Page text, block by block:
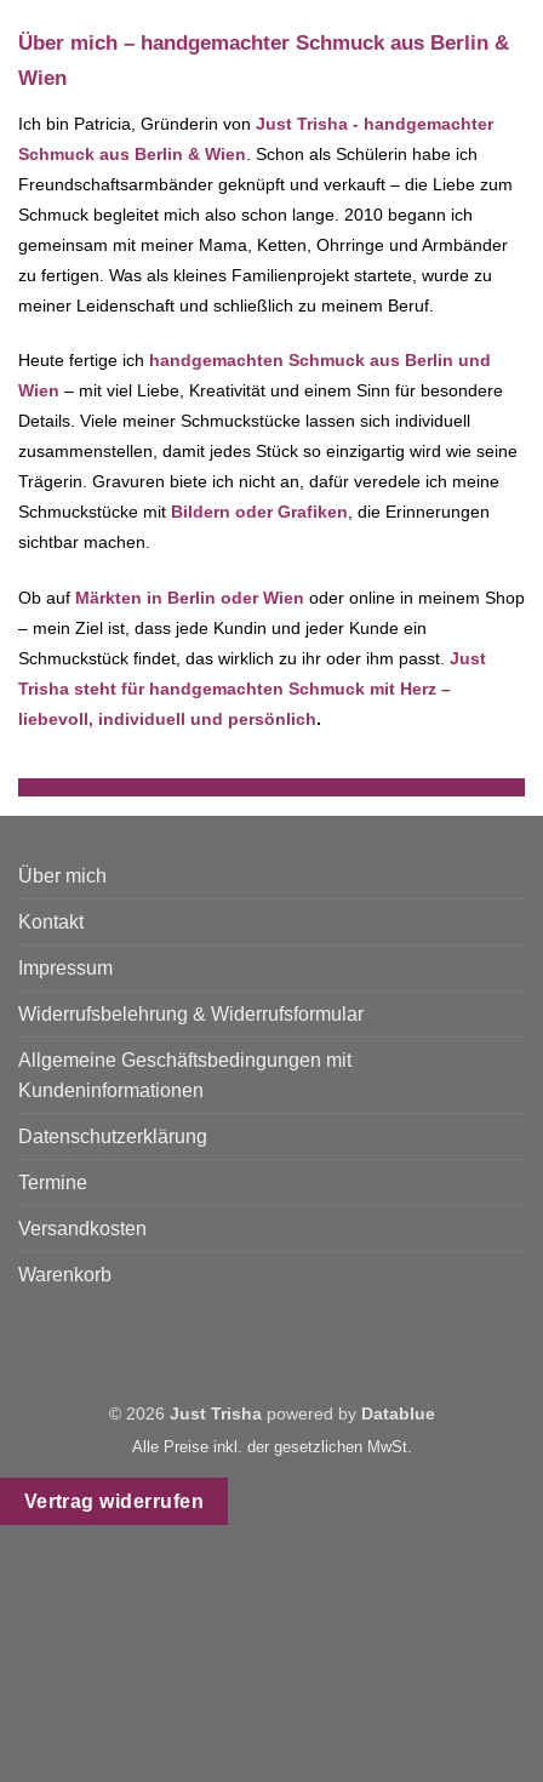
Über mich – handgemachter Schmuck aus Berlin &
Wien
Ich bin Patricia, Gründerin von Just Trisha - handgemachter
Schmuck aus Berlin & Wien . Schon als Schülerin habe ich
Freundschaftsarmbänder geknüpft und verkauft – die Liebe zum
Schmuck begleitet mich also schon lange. 2010 begann ich
gemeinsam mit meiner Mama, Ketten, Ohrringe und Armbänder
zu fertigen. Was als kleines Familienprojekt startete, wurde zu
meiner Leidenschaft und schließlich zu meinem Beruf.
Heute fertige ich handgemachten Schmuck aus Berlin und
Wien – mit viel Liebe, Kreativität und einem Sinn für besondere
Details. Viele meiner Schmuckstücke lassen sich individuell
zusammenstellen, damit jedes Stück so einzigartig wird wie seine
Trägerin. Gravuren biete ich nicht an, dafür veredele ich meine
Schmuckstücke mit Bildern oder Grafiken, die Erinnerungen
sichtbar machen.
Ob auf Märkten in Berlin oder Wien oder online in meinem Shop
– mein Ziel ist, dass jede Kundin und jeder Kunde ein
Schmuckstück findet, das wirklich zu ihr oder ihm passt. Just
Trisha steht für handgemachten Schmuck mit Herz –
liebevoll, individuell und persönlich.
Über mich
Kontakt
Impressum
Widerrufsbelehrung & Widerrufsformular
Allgemeine Geschäftsbedingungen mit
Kundeninformationen
Datenschutzerklärung
Termine
Versandkosten
Warenkorb
© 2026 Just Trishapowered by Datablue
Alle Preise inkl. der gesetzlichen MwSt.
Vertrag widerrufen